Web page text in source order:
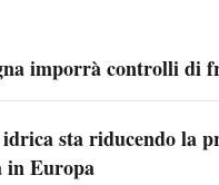
imporrà controlli di
sta riducendo la
in Europa